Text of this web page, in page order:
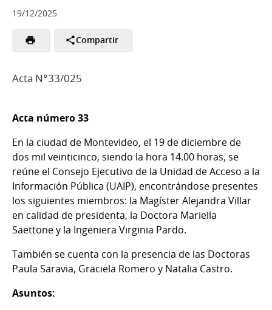
19/12/2025
Compartir
Acta N°33/025
Acta número 33
En la ciudad de Montevideo, el 19 de diciembre de
dos mil veinticinco, siendo la hora 14.00 horas, se
reúne el Consejo Ejecutivo de la Unidad de Acceso a la
Información Pública (UAIP), encontrándose presentes
los siguientes miembros: la Magíster Alejandra Villar
en calidad de presidenta, la Doctora Mariella
Saettone y la Ingeniera Virginia Pardo.
También se cuenta con la presencia de las Doctoras
Paula Saravia, Graciela Romero y Natalia Castro.
Asuntos: